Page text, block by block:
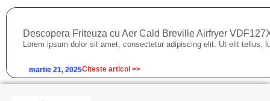
Descopera Friteuza cu Aer Cald Breville Airfryer
Lorem ipsum dolor sit amet, consectetur adipiscing elit. Ut elit tellus,
martie 21, 2025Citeste articol >>